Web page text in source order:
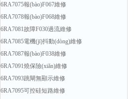
6RA7075報(bào)F067維修
6RA7078報(bào)F068維修
6RA7081故障F030過流維修
6RA7085電機(jī)抖動(dòng)維修
6RA7087報(bào)F038維修
6RA7091燒保險(xiǎn)維修
6RA7093跳閘無顯示維修
6RA7095可控硅短路維修